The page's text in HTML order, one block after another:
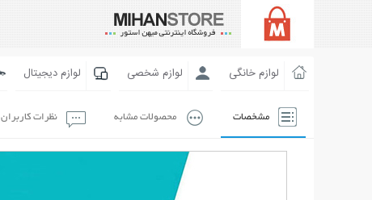
لوازم خانگی لوازم شخصی لوازم دیجیتال
مشخصات محصولات مشابه نظرات کاربران